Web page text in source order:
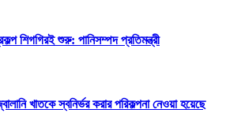
শিগগিরই শুরু: পানিসম্পদ প্রতিমন্ত্রী
খাতকে স্বনির্ভর করার পরিকল্পনা নেওয়া হয়েছে